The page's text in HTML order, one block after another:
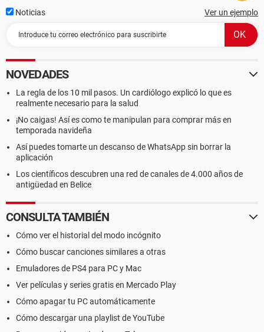
Noticias Ver un ejemplo
NOVEDADES
La regla de los 10 mil pasos. Un cardiólogo explicó lo que es
realmente necesario para la salud
¡No caigas! Así es como te manipulan para comprar más en
temporada navideña
Así puedes tomarte un descanso de WhatsApp sin borrar la
aplicación
Los científicos descubren una red de canales de 4.000 años de
antigüedad en Belice
CONSULTA TAMBIÉN
Cómo ver el historial del modo incógnito
Cómo buscar canciones similares a otras
Emuladores de PS4 para PC y Mac
Ver películas y series gratis en Mercado Play
Cómo apagar tu PC automáticamente
Cómo descargar una playlist de YouTube